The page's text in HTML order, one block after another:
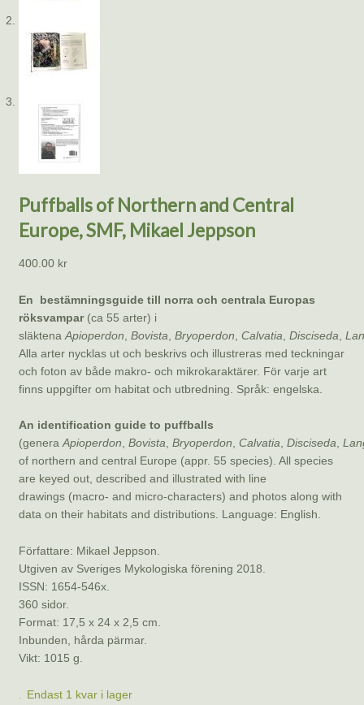
Puffballs of Northern and Central
Europe, SMF, Mikael Jeppson
400.00 kr
En bestämningsguide till norra och centrala Europas
röksvampar(ca 55 arter) i
släktena Apioperdon Bovista Bryoperdon Calvatia Disciseda
Alla arter nycklas ut och beskrivs och illustreras med teckningar
och foton av både makro- och mikrokaraktärer. För varje art
finns uppgifter om habitat och utbredning. Språk: engelska.
An identification guide to puffballs
(generaApioperdon, Bovista, Bryoperdon, Calvatia, Disciseda,
of northern and central Europe (appr. 55 species). All species
are keyed out, described and illustrated with line
drawings (macro- and micro-characters) and photos along with
data on their habitats and distributions. Language: English.
Författare: Mikael Jeppson.
Utgiven av Sveriges Mykologiska förening 2018.
ISSN: 1654-546x.
360 sidor.
Format: 17,5 x 24 x 2,5 cm.
Inbunden, hårda pärmar.
Vikt: 1015 g.
Endast 1 kvar i lager